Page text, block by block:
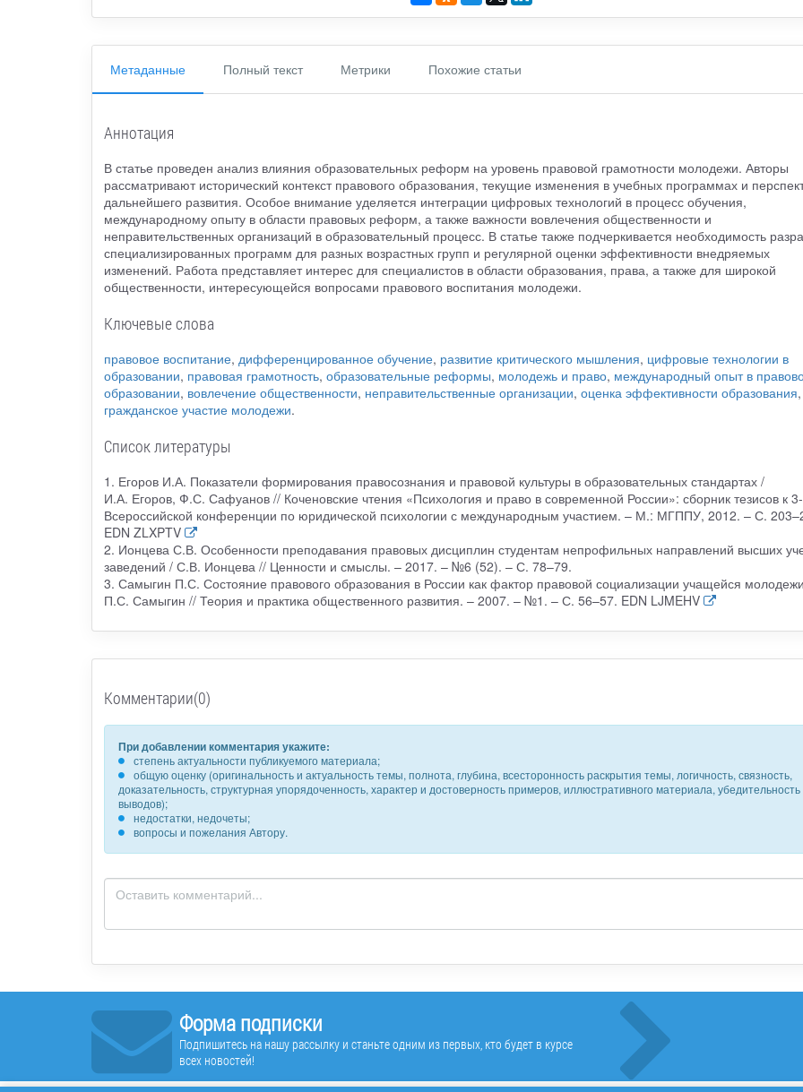
Метаданные Полный текст Метрики Похожие статьи
Аннотация
В статье проведен анализ влияния образовательных реформ на уровень правовой грамотности молодежи. Авторы
рассматривают исторический контекст правового образования, текущие изменения в учебных программах и
дальнейшего развития. Особое внимание уделяется интеграции цифровых технологий в процесс обучения,
международному опыту в области правовых реформ, а также важности вовлечения общественности и
неправительственных организаций в образовательный процесс. В статье также подчеркивается необходимость
специализированных программ для разных возрастных групп и регулярной оценки эффективности внедряемых
изменений. Работа представляет интерес для специалистов в области образования, права, а также для широкой
общественности, интересующейся вопросами правового воспитания молодежи.
Ключевые слова
правовое воспитание, дифференцированное обучение, развитие критического мышления, цифровые технологии в
образовании, правовая грамотность, образовательные реформы, молодежь и право, международный опыт в
образовании, вовлечение общественности, неправительственные организации, оценка эффективности образования,
гражданское участие молодежи.
Список литературы
1. Егоров И.А. Показатели формирования правосознания и правовой культуры в образовательных стандартах /
И.А. Егоров, Ф.С. Сафуанов // Коченовские чтения «Психология и право в современной России»: сборник тезисов к
Всероссийской конференции по юридической психологии с международным участием. – М.: МГППУ, 2012. – С.
EDN ZLXPTV
2. Ионцева С.В. Особенности преподавания правовых дисциплин студентам непрофильных направлений высших
заведений / С.В. Ионцева // Ценности и смыслы. – 2017. – №6 (52). – С. 78–79.
3. Самыгин П.С. Состояние правового образования в России как фактор правовой социализации учащейся
П.С. Самыгин // Теория и практика общественного развития. – 2007. – №1. – С. 56–57. EDN LJMEHV
Комментарии(0)
При добавлении комментария укажите:
степень актуальности публикуемого материала;
общую оценку (оригинальность и актуальность темы, полнота, глубина, всесторонность раскрытия темы, логичность, связность,
доказательность, структурная упорядоченность, характер и достоверность примеров, иллюстративного материала, убедительность
выводов);
недостатки, недочеты;
вопросы и пожелания Автору.
Форма подписки
Подпишитесь на нашу рассылку и станьте одним из первых, кто будет в курсе
всех новостей!